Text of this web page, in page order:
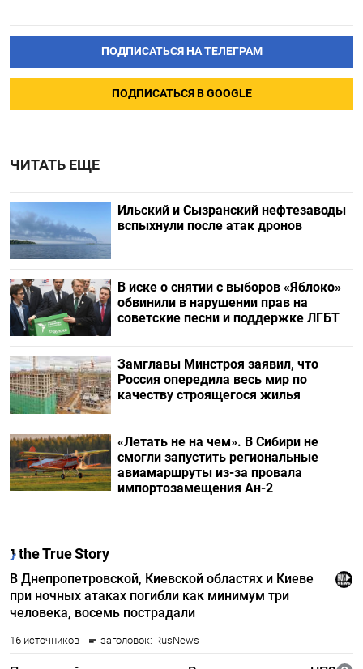
ПОДПИСАТЬСЯ НА ТЕЛЕГРАМ
ПОДПИСАТЬСЯ В GOOGLE
ЧИТАТЬ ЕЩЕ
Ильский и Сызранский нефтезаводы
вспыхнули после атак дронов
В иске о снятии с выборов «Яблоко»
обвинили в нарушении прав на
советские песни и поддержке ЛГБТ
Замглавы Минстроя заявил, что
Россия опередила весь мир по
качеству строящегося жилья
«Летать не на чем». В Сибири не
смогли запустить региональные
авиамаршруты из-за провала
импортозамещения Ан-2